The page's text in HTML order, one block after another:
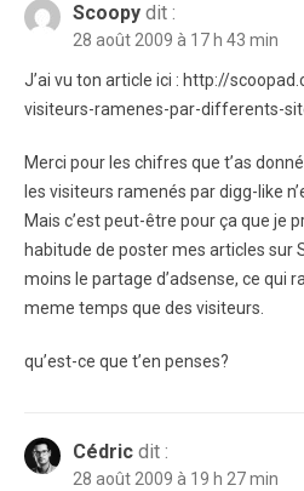
Scoopy dit :
28 août 2009 à 17 h 43 min
J’ai vu ton article ici : http://
visiteurs-ramenes-par-differents-
Merci pour les chifres que t’as
les visiteurs ramenés par digg-like
Mais c’est peut-être pour ça que je
habitude de poster mes articles sur
moins le partage d’adsense, ce qui
meme temps que des visiteurs.
qu’est-ce que t’en penses?
Cédric dit :
28 août 2009 à 19 h 27 min